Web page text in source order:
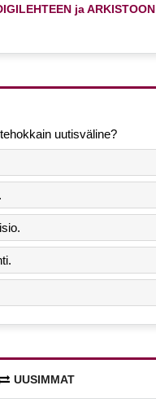
ja ARKISTOON
uutisväline?
UUSIMMAT